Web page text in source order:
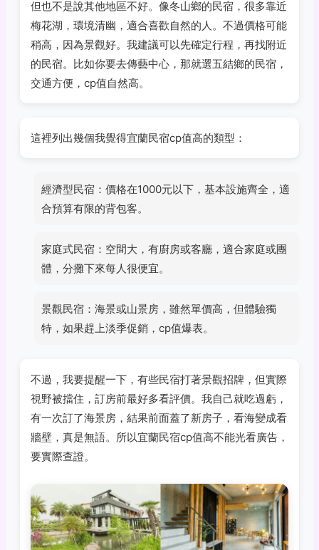
但也不是說其他地區不好。像冬山鄉的民宿，很多靠近
梅花湖，環境清幽，適合喜歡自然的人。不過價格可能
稍高，因為景觀好。我建議可以先確定行程，再找附近
的民宿。比如你要去傳藝中心，那就選五結鄉的民宿，
交通方便，cp值自然高。
這裡列出幾個我覺得宜蘭民宿cp值高的類型：
經濟型民宿：價格在1000元以下，基本設施齊全，適
合預算有限的背包客。
家庭式民宿：空間大，有廚房或客廳，適合家庭或團
體，分攤下來每人很便宜。
景觀民宿：海景或山景房，雖然單價高，但體驗獨
特，如果趕上淡季促銷，cp值爆表。
不過，我要提醒一下，有些民宿打著景觀招牌，但實際
視野被擋住，訂房前最好多看評價。我自己就吃過虧，
有一次訂了海景房，結果前面蓋了新房子，看海變成看
牆壁，真是無語。所以宜蘭民宿cp值高不能光看廣告，
要實際查證。